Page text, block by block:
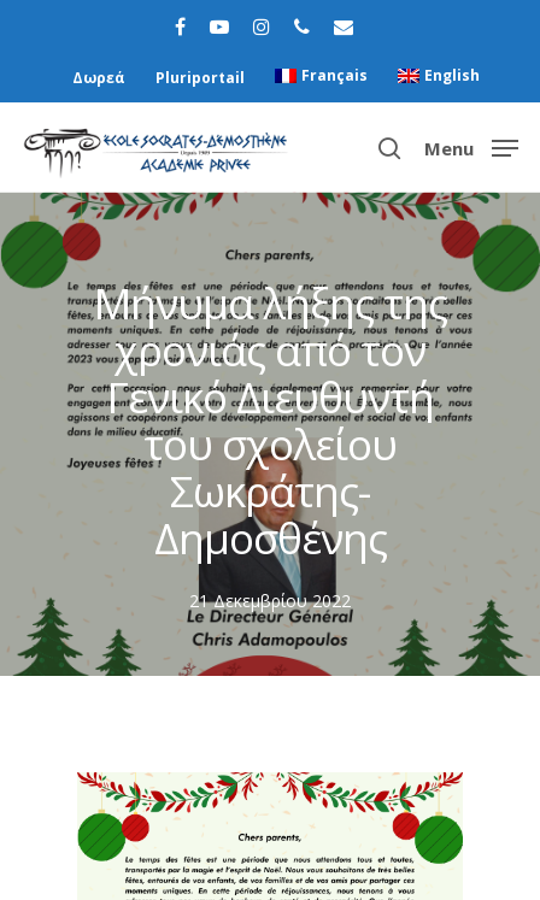
Δωρεά Pluriportail Français English
Hit enter to search or ESC to close
Menu
Μήνυμα λήξης της
χρονιάς από τον
Γενικό Διευθυντή
του σχολείου
Σωκράτης-
Δημοσθένης
21 Δεκεμβρίου 2022